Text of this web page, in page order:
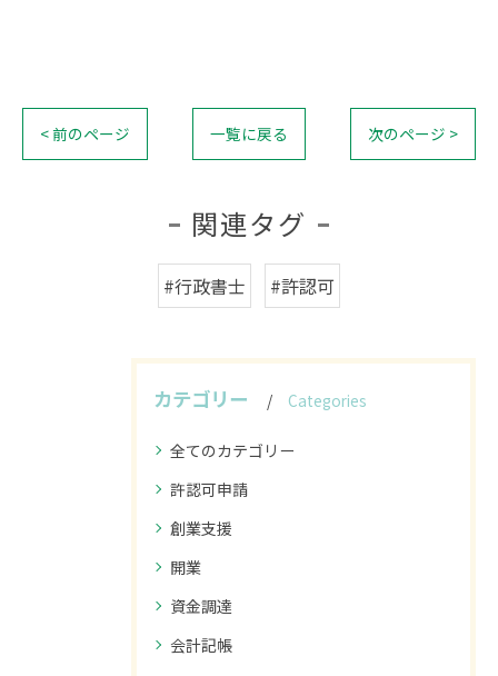
< 前のページ 一覧に戻る 次のページ >
関連タグ
#行政書士 #許認可
カテゴリー Categories
全てのカテゴリー
許認可申請
創業支援
開業
資金調達
会計記帳